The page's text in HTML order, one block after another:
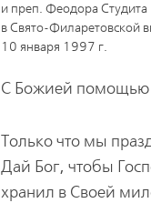
и преп. Феодора Студита
в Свято-Филаретовской
10 января 1997 г.
С Божией помощью
Только что мы
Дай Бог, чтобы
хранил в Своей